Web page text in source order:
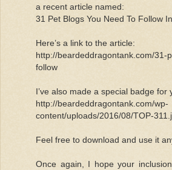
a recent article named:
31 Pet Blogs You Need To Follow
Here’s a link to the article:
http://beardeddragontank.com/31-
follow
I’ve also made a special badge for
http://beardeddragontank.com/wp-
content/uploads/2016/08/TOP-
Feel free to download and use it
Once again, I hope your